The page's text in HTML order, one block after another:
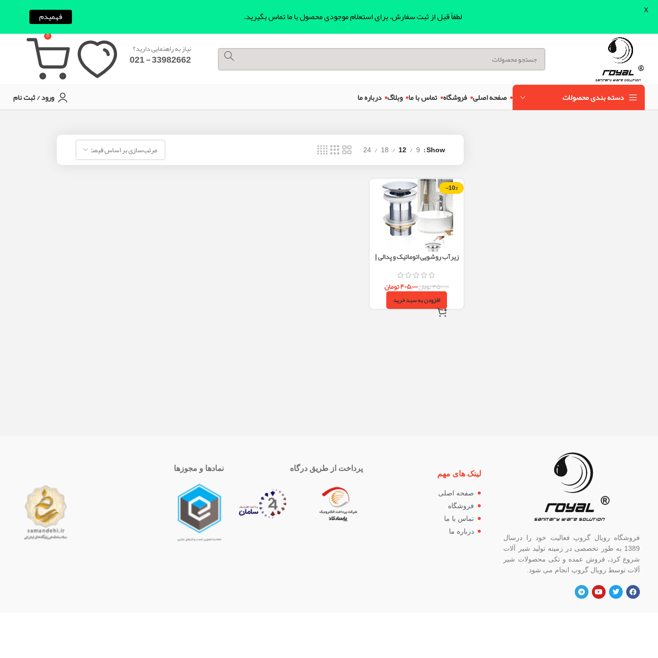
نیاز به راهنمایی دارید؟
33982662 - 021
0
دسته بندی محصولات صفحه اصلی فروشگاه تماس با ما وبلاگ درباره ما ورود / ثبت نام
Show
9
12
18
24
-10%
زیرآب روشویی اتوماتیک و پدالی |
نصب آسان و طراحی شیک
۴۵۰,۰۰۰تومان۴۰۵,۰۰۰تومان
افزودن به سبد خرید
فروشگاه رویال گروپ فعالیت خود را درسال
1389 به طور تخصصی در زمینه تولید شیر آلات
شروع کرد، فروش عمده و تکی محصولات شیر
آلات توسط رویال گروپ انجام می شود.
لینک های مهم
صفحه اصلی
فروشگاه
تماس با ما
درباره ما
پرداخت از طریق درگاه نمادها و مجوزها
لطفاً قبل از ثبت سفارش، برای استعلام موجودی محصول با ما تماس بگیرید. فهمیدم X